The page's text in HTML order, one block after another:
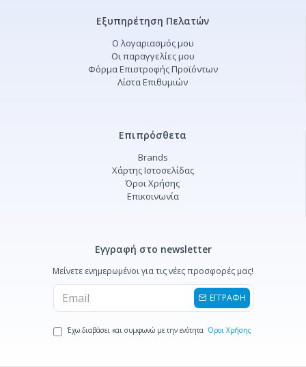
Εξυπηρέτηση Πελατών
Ο λογαριασμός μου
Οι παραγγελίες μου
Φόρμα Επιστροφής Προϊόντων
Λίστα Επιθυμιών
Επιπρόσθετα
Brands
Χάρτης Ιστοσελίδας
Όροι Χρήσης
Επικοινωνία
Εγγραφή στο newsletter
Μείνετε ενημερωμένοι για τις νέες προσφορές μας!
ΕΓΓΡΑΦΗ
Έχω διαβάσει και συμφωνώ με την ενότητα Όροι Χρήσης